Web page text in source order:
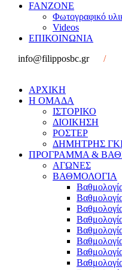
FANZONE
Φωτογραφικό
Videos
ΕΠΙΚΟΙΝΩΝΙΑ
info@filipposbc.gr
/
ΑΡΧΙΚΗ
Η ΟΜΑΔΑ
ΙΣΤΟΡΙΚΟ
ΔΙΟΙΚΗΣΗ
ΡΟΣΤΕΡ
ΔΗΜΗΤΡΗΣ
ΠΡΟΓΡΑΜΜΑ &
ΑΓΩΝΕΣ
ΒΑΘΜΟΛΟΓΙΑ